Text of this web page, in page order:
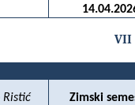
VII
Ristić Zimski